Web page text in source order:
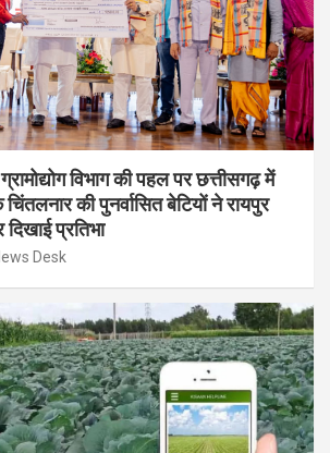
विभाग की पहल पर छत्तीसगढ़ में
की पुनर्वासित बेटियों ने रायपुर
प्रतिभा
Desk